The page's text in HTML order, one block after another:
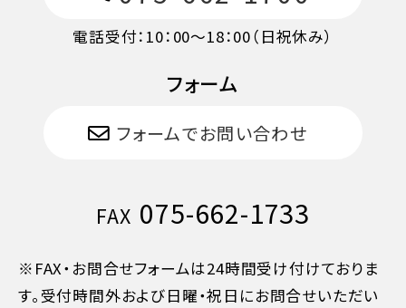
電話受付：10：00～18：00（日祝休み）
フォーム
フォームでお問い合わせ
FAX 075-662-1733
※FAX・お問合せフォームは24時間受け付けておりま
す。受付時間外および日曜・祝日にお問合せいただい